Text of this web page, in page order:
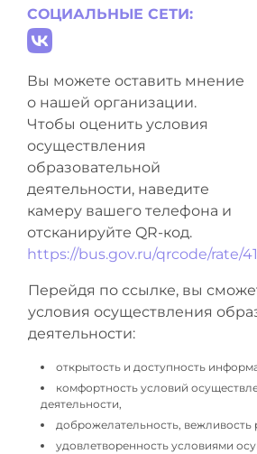
СОЦИАЛЬНЫЕ СЕТИ:
Вы можете оставить мнение
о нашей организации.
Чтобы оценить условия
осуществления
образовательной
деятельности, наведите
камеру вашего телефона и
отсканируйте QR-код.
https://bus.gov.ru/qrcode/rate/
Перейдя по ссылке, вы
условия осуществления
деятельности:
открытость и доступность
комфортность условий
деятельности,
доброжелательность, вежливость
удовлетворенность условиями